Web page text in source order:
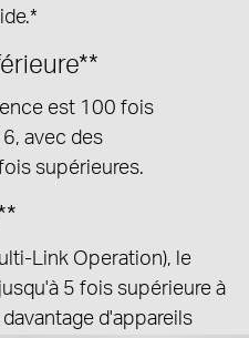
est 100 fois
avec des
supérieures.
Link Operation), le
5 fois supérieure à
d'appareils